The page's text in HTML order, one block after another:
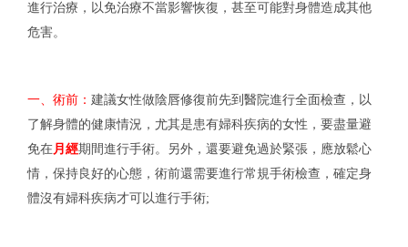
進行治療，以免治療不當影響恢復，甚至可能對身體造成其他
危害。
一、術前： 建議女性做陰唇修復前先到醫院進行全面檢查，以
了解身體的健康情況，尤其是患有婦科疾病的女性，要盡量避
免在月經期間進行手術。另外，還要避免過於緊張，應放鬆心
情，保持良好的心態，術前還需要進行常規手術檢查，確定身
體沒有婦科疾病才可以進行手術;